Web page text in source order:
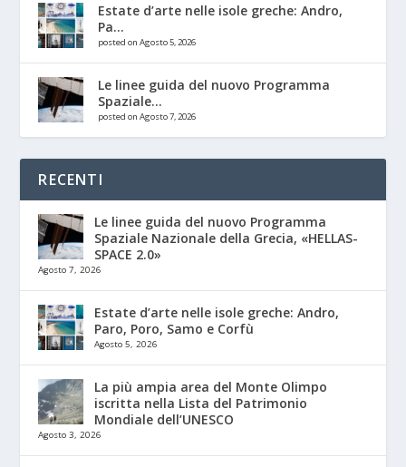
Estate d’arte nelle isole greche: Andro,
Pa...
posted on Agosto 5, 2026
Le linee guida del nuovo Programma
Spaziale...
posted on Agosto 7, 2026
RECENTI
Le linee guida del nuovo Programma
Spaziale Nazionale della Grecia, «HELLAS-
SPACE 2.0»
Agosto 7, 2026
Estate d’arte nelle isole greche: Andro,
Paro, Poro, Samo e Corfù
Agosto 5, 2026
La più ampia area del Monte Olimpo
iscritta nella Lista del Patrimonio
Mondiale dell’UNESCO
Agosto 3, 2026